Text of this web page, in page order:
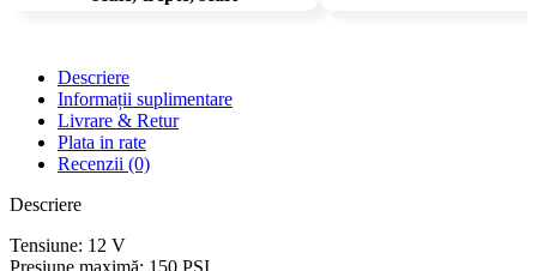
Descriere
Informații suplimentare
Livrare & Retur
Plata in rate
Recenzii (0)
Descriere
Tensiune: 12 V